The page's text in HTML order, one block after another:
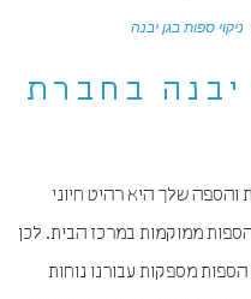
ניקוי ספות בגן יבנה
יבנה בחברת
והספה שלך היא רהיט חיוני
ממוקמות במרכז הבית. לכן
הספות מספקות עבורנו נוחות